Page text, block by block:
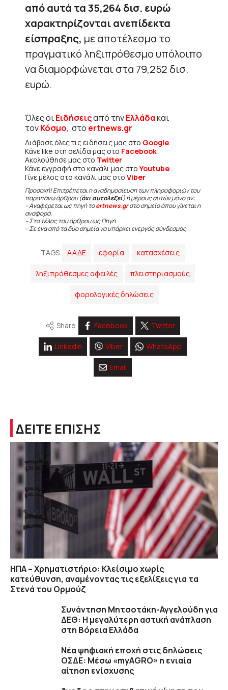
από αυτά τα 35,264 δισ. ευρώ
χαρακτηρίζονται ανεπίδεκτα
είσπραξης, με αποτέλεσμα το
πραγματικό ληξιπρόθεσμο υπόλοιπο
να διαμορφώνεται στα 79,252 δισ.
ευρώ.
Όλες οιΕιδήσειςαπό τηνΕλλάδακαι
τονΚόσμο, στο ertnews.gr
Διάβασε όλες τις ειδήσεις μας στο Google
Κάνε like στη σελίδα μας στο Facebook
Ακολούθησε μας στο Twitter
Κάνε εγγραφή στο κανάλι μας στοYoutube
Γίνε μέλος στο κανάλι μας στο Viber
Προσοχή! Επιτρέπεται η αναδημοσίευση των πληροφοριών του
παραπάνω άρθρου (όχι αυτολεξεί) ή μέρους αυτών μόνο αν:
– Αναφέρεται ως πηγή τοertnews.grστο σημείο όπου γίνεται η
αναφορά.
– Στο τέλος του άρθρου ως Πηγή
– Σε ένα από τα δύο σημεία να υπάρχει ενεργός σύνδεσμος
TAGS ΑΑΔΕ εφορία κατασχέσεις
ληξιπρόθεσμες οφειλές πλειστηριασμούς
φορολογικές δηλώσεις
Share Facebook Twitter
Linkedin Viber WhatsApp
Email
ΔΕΙΤΕ ΕΠΙΣΗΣ
ΗΠΑ – Χρηματιστήριο: Κλείσιμο χωρίς
κατεύθυνση, αναμένοντας τις εξελίξεις για τα
Στενά του Ορμούζ
Συνάντηση Μητσοτάκη-Αγγελούδη για
ΔΕΘ: Η μεγαλύτερη αστική ανάπλαση
στη Βόρεια Ελλάδα
Νέα ψηφιακή εποχή στις δηλώσεις
ΟΣΔΕ: Μέσω «myAGRO» η ενιαία
αίτηση ενίσχυσης